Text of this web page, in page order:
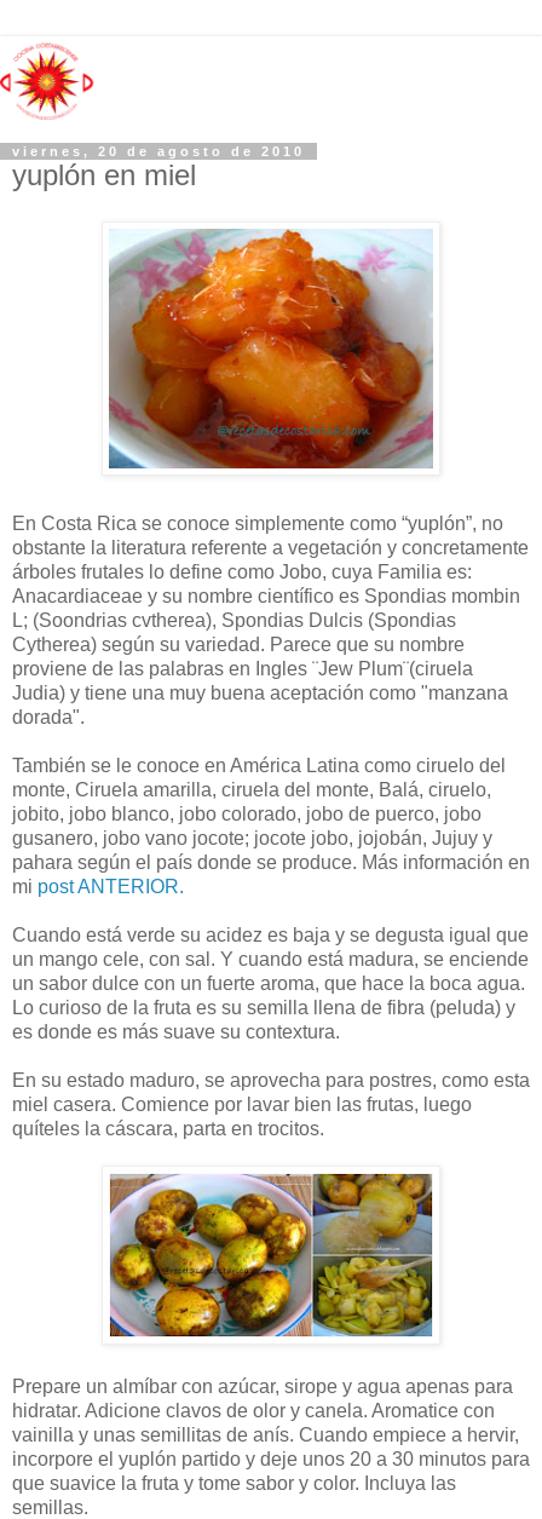
viernes, 20 de agosto de 2010
yuplón en miel
En Costa Rica se conoce simplemente como “yuplón”, no
obstante la literatura referente a vegetación y concretamente
árboles frutales lo define como Jobo, cuya Familia es:
Anacardiaceae y su nombre científico es Spondias mombin
L; (Soondrias cvtherea), Spondias Dulcis (Spondias
Cytherea) según su variedad. Parece que su nombre
proviene de las palabras en Ingles ¨Jew Plum¨(ciruela
Judia) y tiene una muy buena aceptación como "manzana
dorada".
También se le conoce en América Latina como ciruelo del
monte, Ciruela amarilla, ciruela del monte, Balá, ciruelo,
jobito, jobo blanco, jobo colorado, jobo de puerco, jobo
gusanero, jobo vano jocote; jocote jobo, jojobán, Jujuy y
pahara según el país donde se produce. Más información en
mi post ANTERIOR.
Cuando está verde su acidez es baja y se degusta igual que
un mango cele, con sal. Y cuando está madura, se enciende
un sabor dulce con un fuerte aroma, que hace la boca agua.
Lo curioso de la fruta es su semilla llena de fibra (peluda) y
es donde es más suave su contextura.
En su estado maduro, se aprovecha para postres, como esta
miel casera. Comience por lavar bien las frutas, luego
quíteles la cáscara, parta en trocitos.
Prepare un almíbar con azúcar, sirope y agua apenas para
hidratar. Adicione clavos de olor y canela. Aromatice con
vainilla y unas semillitas de anís. Cuando empiece a hervir,
incorpore el yuplón partido y deje unos 20 a 30 minutos para
que suavice la fruta y tome sabor y color. Incluya las
semillas.